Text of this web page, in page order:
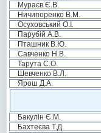
Мураєв Є.В.
Ничипоренко В.М.
Осуховський О.І.
Парубій А.В.
Пташник В.Ю.
Савченко Н.В.
Тарута С.О.
Шевченко В.Л.
Ярош Д.А.
Бакулін Є.М.
Бахтеєва Т.Д.